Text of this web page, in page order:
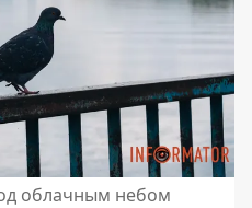
облачным небом